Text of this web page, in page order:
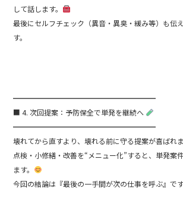
して話します。
最後にセルフチェック（異音・異臭・緩み等）も伝
す。
━━━━━━━━━━━━━━━━━━━━
■ 4. 次回提案：予防保全で単発を継続へ
━━━━━━━━━━━━━━━━━━━━
壊れてから直すより、壊れる前に守る提案が喜ばれま
点検・小修繕・改善を“メニュー化”すると、単発案
ます。
今回の結論は『最後の一手間が次の仕事を呼ぶ』です